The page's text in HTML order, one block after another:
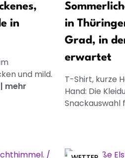
in
und mild.
| mehr
in
Grad, in
erwartet
T-Shirt, kurze
Hand: Die
Snackauswahl